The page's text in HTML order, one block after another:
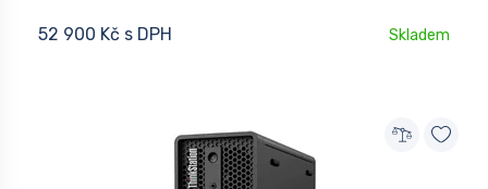
52 900 Kč s DPH Skladem